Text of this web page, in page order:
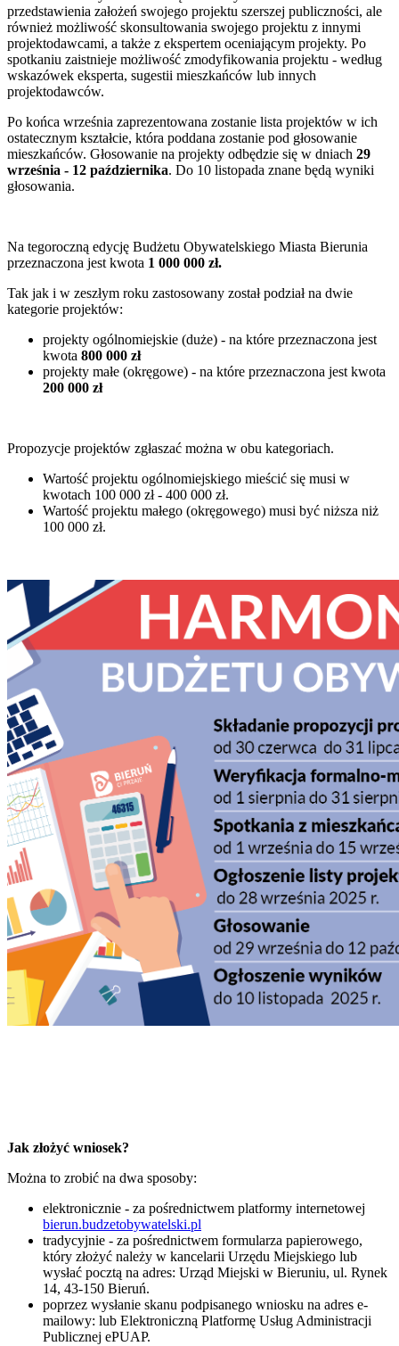
przedstawienia założeń swojego projektu szerszej publiczności, ale
również możliwość skonsultowania swojego projektu z innymi
projektodawcami, a także z ekspertem oceniającym projekty. Po
spotkaniu zaistnieje możliwość zmodyfikowania projektu - według
wskazówek eksperta, sugestii mieszkańców lub innych
projektodawców.
Po końca września zaprezentowana zostanie lista projektów w ich
ostatecznym kształcie, która poddana zostanie pod głosowanie
mieszkańców. Głosowanie na projekty odbędzie się w dniach 29
września - 12 października. Do 10 listopada znane będą wyniki
głosowania.
Na tegoroczną edycję Budżetu Obywatelskiego Miasta Bierunia
przeznaczona jest kwota 1 000 000 zł.
Tak jak i w zeszłym roku zastosowany został podział na dwie
kategorie projektów:
projekty ogólnomiejskie (duże) - na które przeznaczona jest
kwota 800 000 zł
projekty małe (okręgowe) - na które przeznaczona jest kwota
200 000 zł
Propozycje projektów zgłaszać można w obu kategoriach.
Wartość projektu ogólnomiejskiego mieścić się musi w
kwotach 100 000 zł - 400 000 zł.
Wartość projektu małego (okręgowego) musi być niższa niż
100 000 zł.
Jak złożyć wniosek?
Można to zrobić na dwa sposoby:
elektronicznie - za pośrednictwem platformy internetowej
bierun.budzetobywatelski.pl
tradycyjnie - za pośrednictwem formularza papierowego,
który złożyć należy w kancelarii Urzędu Miejskiego lub
wysłać pocztą na adres: Urząd Miejski w Bieruniu, ul. Rynek
14, 43-150 Bieruń.
poprzez wysłanie skanu podpisanego wniosku na adres e-
mailowy: lub Elektroniczną Platformę Usług Administracji
Publicznej ePUAP.